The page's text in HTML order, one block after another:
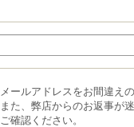
メールアドレスをお間違え
また、弊店からのお返事が
ご確認ください。